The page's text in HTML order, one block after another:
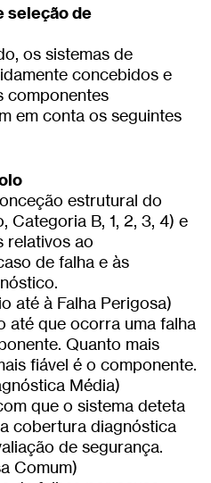
seleção de
os sistemas de
concebidos e
componentes
em conta os seguintes
estrutural do
Categoria B, 1, 2, 3, 4) e
relativos ao
de falha e às
até à Falha Perigosa)
até que ocorra uma falha
Quanto mais
fiável é o componente.
Média)
que o sistema deteta
cobertura diagnóstica
de segurança.
Comum)